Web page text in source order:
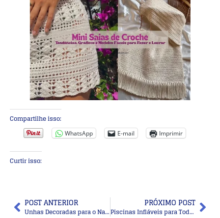
Compartilhe isso:
WhatsApp E-mail Imprimir
Curtir isso:
POST ANTERIOR
Unhas Decoradas para o Natal: Mãos Bonitas, Delicadas e Modernas nas Festas
PRÓXIMO POST
Piscinas Infláveis para Todos os Espaços: Modelos Pequenos, Grandes e Cheios de Estilo